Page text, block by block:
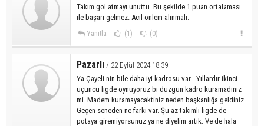
Takım gol atmayı unuttu. Bu şekilde 1 puan ortalaması
ile başarı gelmez. Acil önlem alınmalı.
Yanıtla (1) (0)
Pazarlı / 22 Eylül 2024 18:39
Ya Çayeli nin bile daha iyi kadrosu var . Yıllardır ikinci
üçüncü ligde oynuyoruz bı düzgün kadro kuramadiniz
mi. Madem kuramayacaktiniz neden başkanlığa geldiniz.
Geçen seneden ne farkı var. Şu az takımli ligde de
potaya giremiyorsunuz ya ne diyelim artık. Ve de hala